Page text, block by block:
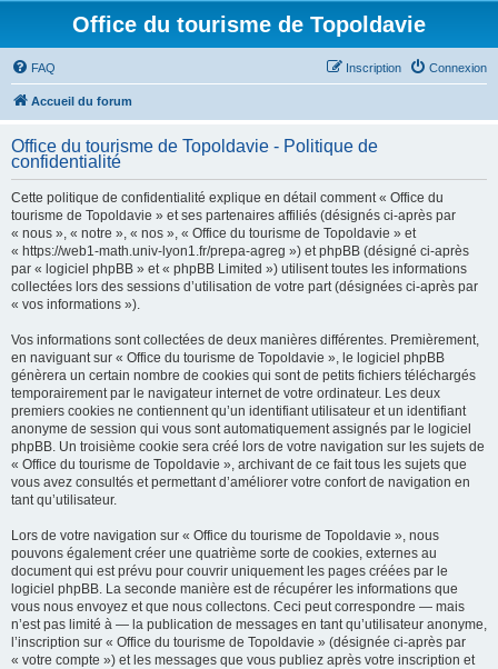
Office du tourisme de Topoldavie
FAQ Connexion
Inscription
Accueil du forum
Office du tourisme de Topoldavie - Politique de
confidentialité
Cette politique de confidentialité explique en détail comment « Office du
tourisme de Topoldavie » et ses partenaires affiliés (désignés ci-après par
« nous », « notre », « nos », « Office du tourisme de Topoldavie » et
« https://web1-math.univ-lyon1.fr/prepa-agreg ») et phpBB (désigné ci-après
par « logiciel phpBB » et « phpBB Limited ») utilisent toutes les informations
collectées lors des sessions d’utilisation de votre part (désignées ci-après par
« vos informations »).
Vos informations sont collectées de deux manières différentes. Premièrement,
en naviguant sur « Office du tourisme de Topoldavie », le logiciel phpBB
génèrera un certain nombre de cookies qui sont de petits fichiers téléchargés
temporairement par le navigateur internet de votre ordinateur. Les deux
premiers cookies ne contiennent qu’un identifiant utilisateur et un identifiant
anonyme de session qui vous sont automatiquement assignés par le logiciel
phpBB. Un troisième cookie sera créé lors de votre navigation sur les sujets de
« Office du tourisme de Topoldavie », archivant de ce fait tous les sujets que
vous avez consultés et permettant d’améliorer votre confort de navigation en
tant qu’utilisateur.
Lors de votre navigation sur « Office du tourisme de Topoldavie », nous
pouvons également créer une quatrième sorte de cookies, externes au
document qui est prévu pour couvrir uniquement les pages créées par le
logiciel phpBB. La seconde manière est de récupérer les informations que
vous nous envoyez et que nous collectons. Ceci peut correspondre — mais
n’est pas limité à — la publication de messages en tant qu’utilisateur anonyme,
l’inscription sur « Office du tourisme de Topoldavie » (désignée ci-après par
« votre compte ») et les messages que vous publiez après votre inscription et